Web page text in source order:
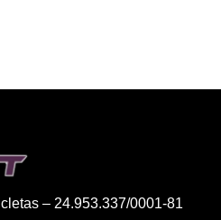
– 24.953.337/0001-81